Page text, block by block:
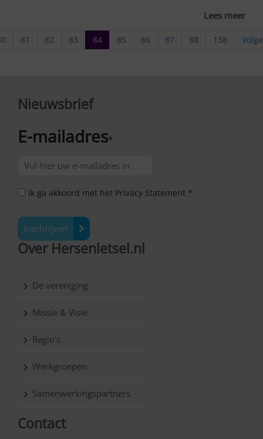
Lees meer
81 82 83 84 85 86 87 88 138
Nieuwsbrief
E-mailadres*
Ik ga akkoord met het Privacy Statement *
Inschrijven
Over Hersenletsel.nl
De vereniging
Missie & Visie
Regio’s
Werkgroepen
Samenwerkingspartners
Contact